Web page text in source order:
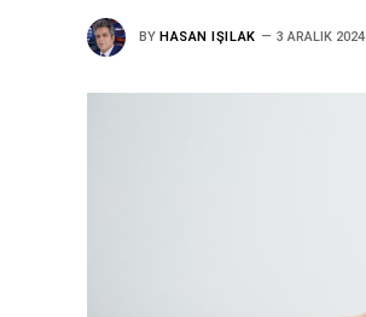
BY HASAN IŞILAK 3 ARALIK 2024